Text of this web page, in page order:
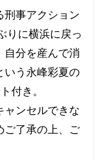
刑事アクション
りに横浜に戻っ
自分を産んで消
いう永峰彩夏の
付き。
ンセルできな
ご了承の上、ご